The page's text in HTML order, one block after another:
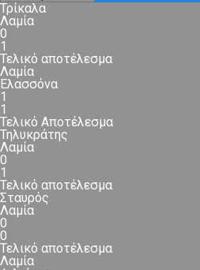
Τρίκαλα
Λαμία
0
1
Τελικό αποτέλεσμα
Λαμία
Ελασσόνα
1
1
Τελικό Αποτέλεσμα
Τηλυκράτης
Λαμία
0
1
Τελικό αποτέλεσμα
Σταυρός
Λαμία
0
0
Τελικό αποτέλεσμα
Λαμία